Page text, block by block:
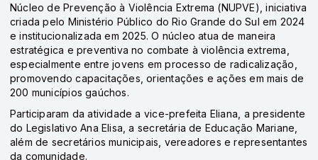
Núcleo de Prevenção à Violência Extrema (NUPVE), iniciativa
criada pelo Ministério Público do Rio Grande do Sul em 2024
e institucionalizada em 2025. O núcleo atua de maneira
estratégica e preventiva no combate à violência extrema,
especialmente entre jovens em processo de radicalização,
promovendo capacitações, orientações e ações em mais de
200 municípios gaúchos.
Participaram da atividade a vice-prefeita Eliana , a presidente
do LegislativoAna Elisa , a secretária de Educação Mariane
além de secretários municipais, vereadores e representantes
da comunidade.